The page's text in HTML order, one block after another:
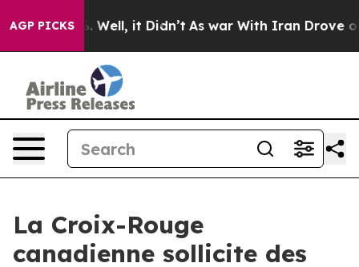
AGP PICKS
40%. Well, it Didn’t As war With Iran Drove oil
La Croix-Rouge
canadienne sollicite des